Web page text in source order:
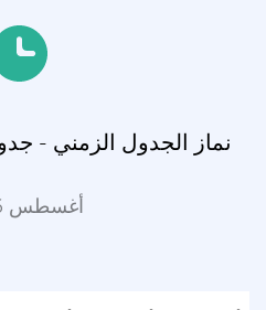
نماز الجدول الزمني -
أغسطس 2026